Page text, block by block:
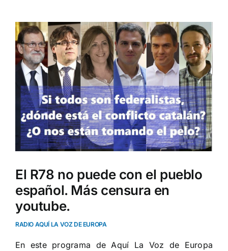
Ver
imagen
más
grande
El R78 no puede con el pueblo
español. Más censura en
youtube.
RADIO AQUÍ LA VOZ DE EUROPA
En este programa de Aquí La Voz de Europa